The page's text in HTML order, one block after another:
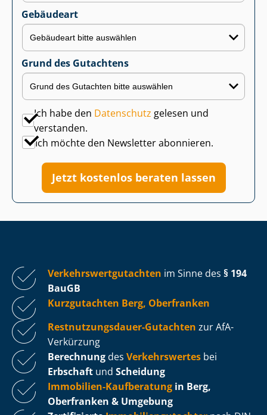
Gebäudeart
Grund des Gutachtens
Ich habe den Datenschutz gelesen und
verstanden.
Ich möchte den Newsletter abonnieren.
Jetzt kostenlos beraten lassen
Ver­kehrs­wert­gut­ach­ten im Sinne des § 194
BauGB
Kurzgutachten Berg, Oberfranken
Rest­nut­zungs­dau­er-Gutachten zur AfA-
Verkürzung
Berechnung des Verkehrswertes bei
Erbschaft und Scheidung
Immobilien-Kaufberatung in Berg,
Oberfranken & Umgebung